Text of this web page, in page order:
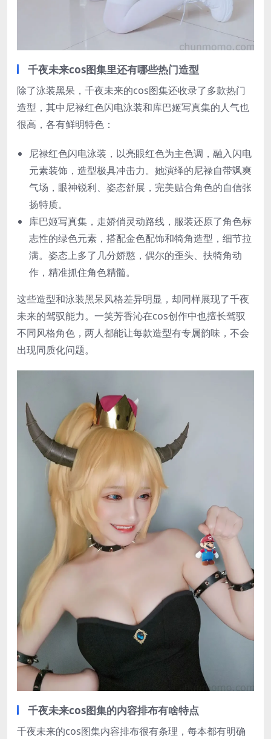
千夜未来cos图集里还有哪些热门造型
除了泳装黑呆，千夜未来的cos图集还收录了多款热门
造型，其中尼禄红色闪电泳装和库巴姬写真集的人气也
很高，各有鲜明特色：
尼禄红色闪电泳装，以亮眼红色为主色调，融入闪电
元素装饰，造型极具冲击力。她演绎的尼禄自带飒爽
气场，眼神锐利、姿态舒展，完美贴合角色的自信张
扬特质。
库巴姬写真集，走娇俏灵动路线，服装还原了角色标
志性的绿色元素，搭配金色配饰和犄角造型，细节拉
满。姿态上多了几分娇憨，偶尔的歪头、扶犄角动
作，精准抓住角色精髓。
这些造型和泳装黑呆风格差异明显，却同样展现了千夜
未来的驾驭能力。一笑芳香沁在cos创作中也擅长驾驭
不同风格角色，两人都能让每款造型有专属韵味，不会
出现同质化问题。
千夜未来cos图集的内容排布有啥特点
千夜未来的cos图集内容排布很有条理，每本都有明确